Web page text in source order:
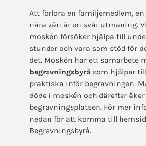
Att förlora en familjemedlem,
nära vän är en svår utmaning.
moskén försöker hjälpa till
stunder och vara som stöd för
det. Moskén har ett samarbete
begravningsbyrå som hjälper
praktiska inför begravningen.
döde i moskén och därefter
begravningsplatsen. För mer
nedan för att komma till
Begravningsbyrå.